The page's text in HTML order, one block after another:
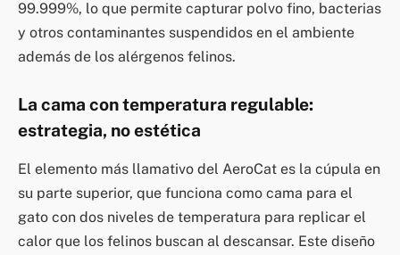
99.999%, lo que permite capturar polvo fino, bacterias
y otros contaminantes suspendidos en el ambiente
además de los alérgenos felinos.
La cama con temperatura regulable:
estrategia, no estética
El elemento más llamativo del AeroCat es la cúpula en
su parte superior, que funciona como cama para el
gato con dos niveles de temperatura para replicar el
calor que los felinos buscan al descansar. Este diseño